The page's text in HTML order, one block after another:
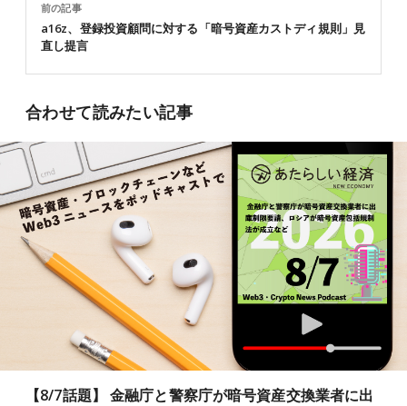
前の記事
a16z、登録投資顧問に対する「暗号資産カストディ規則」見
直し提言
合わせて読みたい記事
【8/7話題】 金融庁と警察庁が暗号資産交換業者に出